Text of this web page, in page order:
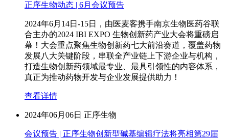
正序生物动态 | 6月会议预告
2024年6月14日-15日，由医麦客携手南京生物医药谷联
合主办的2024 IBI EXPO 生物创新药产业大会将重磅启
幕！大会重点聚焦生物创新药七大前沿赛道，覆盖药物
发展八大关键阶段，串联全产业链上下游企业与机构，
打造生物创新药领域最专业、最具引领性的内容体系，
真正为推动药物开发与企业发展提供助力！
查看详情
2024年06月06日 正序生物
会议预告 | 正序生物创新型碱基编辑疗法将亮相第29届